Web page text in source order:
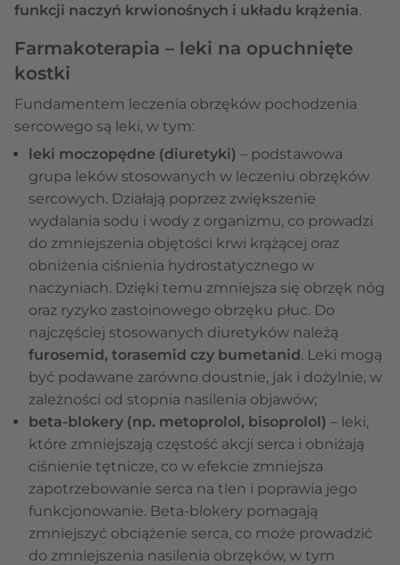
funkcji naczyń krwionośnych i układu krążenia.
Farmakoterapia – leki na opuchnięte
kostki
Fundamentem leczenia obrzęków pochodzenia
sercowego są leki, w tym:
leki moczopędne (diuretyki) – podstawowa
grupa leków stosowanych w leczeniu obrzęków
sercowych. Działają poprzez zwiększenie
wydalania sodu i wody z organizmu, co prowadzi
do zmniejszenia objętości krwi krążącej oraz
obniżenia ciśnienia hydrostatycznego w
naczyniach. Dzięki temu zmniejsza się obrzęk nóg
oraz ryzyko zastoinowego obrzęku płuc. Do
najczęściej stosowanych diuretyków należą
furosemid, torasemid czy bumetanid. Leki mogą
być podawane zarówno doustnie, jak i dożylnie, w
zależności od stopnia nasilenia objawów;
beta-blokery (np. metoprolol, bisoprolol) – leki,
które zmniejszają częstość akcji serca i obniżają
ciśnienie tętnicze, co w efekcie zmniejsza
zapotrzebowanie serca na tlen i poprawia jego
funkcjonowanie. Beta-blokery pomagają
zmniejszyć obciążenie serca, co może prowadzić
do zmniejszenia nasilenia obrzęków, w tym